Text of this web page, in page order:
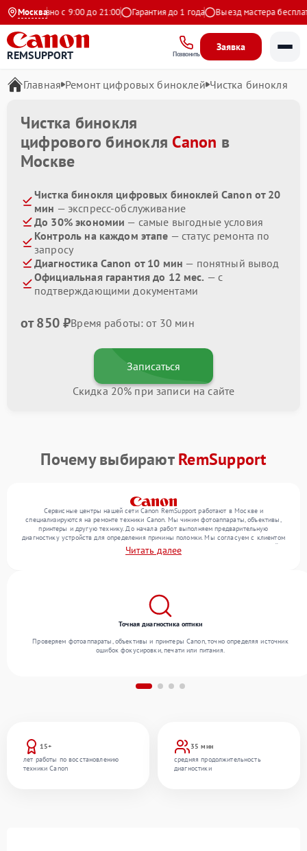
Москва
Ежедневно с 9:00 до 21:00 Гарантия до 1 года Выезд мастера бесплатно
REMSUPPORT Позвонить
Заявка
Главная Ремонт цифровых биноклей Чистка бинокля
Чистка бинокля
цифрового бинокля Canon в
Москве
Чистка бинокля цифровых биноклей Canon от 20
мин — экспресс-обслуживание
До 30% экономии — самые выгодные условия
Контроль на каждом этапе — статус ремонта по
запросу
Диагностика Canon от 10 мин — понятный вывод
Официальная гарантия до 12 мес. — с
подтверждающими документами
от 850 ₽Время работы: от 30 мин
Записаться
Скидка 20% при записи на сайте
Почему выбираютRemSupport
Сервисные центры нашей сети Canon RemSupport работают в Москве и
специализируются на ремонте техники Canon. Мы чиним фотоаппараты, объективы,
принтеры и другую технику. До начала работ выполняем предварительную
диагностику устройств для определения причины поломки. Мы согласуем с клиентом
перечень необходимых работ и их стоимость, затем выполняем ремонт с заменой
деталей по необходимости. В конце подтверждаем качество оказанных услуг
Читать далее
15+
лет работы по восстановлению
техники Canon
35 мин
средняя продолжительность
диагностики
Точная диагностика оптики
Проверяем фотоаппараты, объективы и принтеры Canon, точно определяя источник
ошибок фокусировки, печати или питания.